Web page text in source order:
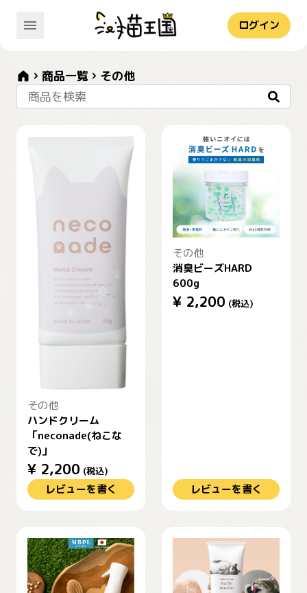
ログイン
商品一覧
その他
商品を検索
その他
ハンドクリーム
「neconade(ねこな
で)」
¥ 2,200 (税込)
レビューを書く
その他
消臭ビーズHARD
600g
¥ 2,200 (税込)
レビューを書く